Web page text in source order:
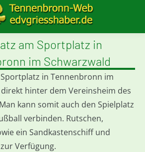
am Sportplatz in
im Schwarzwald
in Tennenbronn im
hinter dem Vereinsheim des
kann somit auch den Spielplatz
verbinden. Rutschen,
ein Sandkastenschiff und
Verfügung.